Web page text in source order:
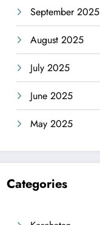
September 2025
August 2025
July 2025
June 2025
May 2025
Categories